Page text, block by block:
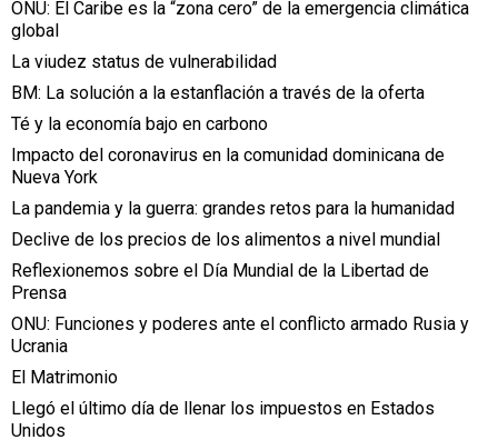
ONU: El Caribe es la “zona cero” de la emergencia climática
global
La viudez status de vulnerabilidad
BM: La solución a la estanflación a través de la oferta
Té y la economía bajo en carbono
Impacto del coronavirus en la comunidad dominicana de
Nueva York
La pandemia y la guerra: grandes retos para la humanidad
Declive de los precios de los alimentos a nivel mundial
Reflexionemos sobre el Día Mundial de la Libertad de
Prensa
ONU: Funciones y poderes ante el conflicto armado Rusia y
Ucrania
El Matrimonio
Llegó el último día de llenar los impuestos en Estados
Unidos